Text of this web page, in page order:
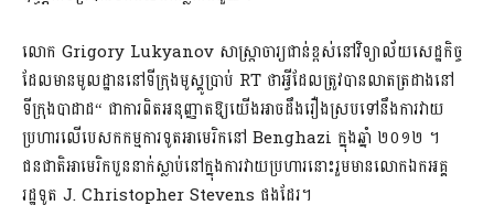
លោក Grigory Lukyanov សាស្ត្រាចារ្យជាន់ខ្ពស់នៅវិទ្យាល័យសេដ្ឋកិច្ច
ដែលមានមូលដ្ឋាននៅទីក្រុងមូស្គូប្រាប់ RT ថាអ្វីដែលត្រូវបានលាតត្រដាងនៅ
ទីក្រុងបាដាដ“ ជាការពិតអនុញ្ញាតឱ្យយើងអាចដឹងរឿងស្របទៅនឹងការវាយ
ប្រហារលើបេសកកម្មការទូតអាមេរិកនៅ Benghazi ក្នុងឆ្នាំ ២០១២ ។
ជនជាតិអាមេរិកបួននាក់ស្លាប់នៅក្នុងការវាយប្រហារនោះរួមមានលោកឯកអគ្គ
រដ្ឋទូត J. Christopher Stevens ផងដែរ។